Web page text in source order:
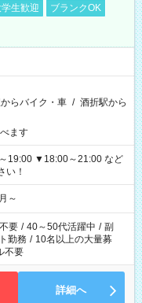
学生歓迎
ブランクOK
らバイク・車 / 酒折駅から
ます
い！
～
要 / 40～50代活躍中 / 副
勤務 / 10名以上の大量募
不要
詳細へ